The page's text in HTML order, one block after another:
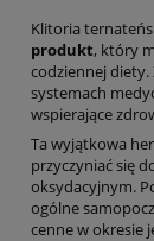
Klitoria
produkt, który
codziennej
systemach
wspierające
Ta wyjątkowa
przyczyniać się
oksydacyjnym.
ogólne
cenne w okresie